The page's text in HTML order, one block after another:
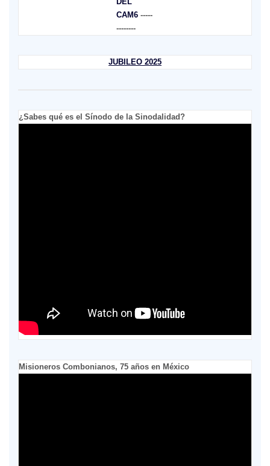
CAM6-----
--------
JUBILEO 2025
¿Sabes qué es el Sínodo de la Sinodalidad?
Misioneros Combonianos, 75 años en México